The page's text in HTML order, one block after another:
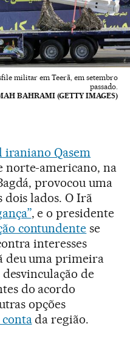
militar em Teerã, em setembro
passado.
BAHRAMI (GETTY IMAGES)
iraniano Qasem
norte-americano, na
provocou uma
dois lados. O Irã
, e o presidente
contundente se
interesses
deu uma primeira
de
do acordo
opções
da região.